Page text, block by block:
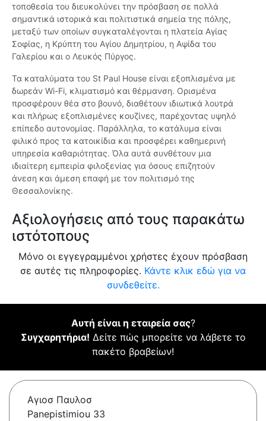
τοποθεσία του διευκολύνει την πρόσβαση σε πολλά
σημαντικά ιστορικά και πολιτιστικά σημεία της πόλης,
μεταξύ των οποίων συγκαταλέγονται η πλατεία Αγίας
Σοφίας, η Κρύπτη του Αγίου Δημητρίου, η Αψίδα του
Γαλερίου και ο Λευκός Πύργος.
Τα καταλύματα του St Paul House είναι εξοπλισμένα με
δωρεάν Wi-Fi, κλιματισμό και θέρμανση. Ορισμένα
προσφέρουν θέα στο βουνό, διαθέτουν ιδιωτικά λουτρά
και πλήρως εξοπλισμένες κουζίνες, παρέχοντας υψηλό
επίπεδο αυτονομίας. Παράλληλα, το κατάλυμα είναι
φιλικό προς τα κατοικίδια και προσφέρει καθημερινή
υπηρεσία καθαριότητας. Όλα αυτά συνθέτουν μια
ιδιαίτερη εμπειρία φιλοξενίας για όσους επιζητούν
άνεση και άμεση επαφή με τον πολιτισμό της
Θεσσαλονίκης.
Αξιολογήσεις από τους παρακάτω
ιστότοπους
Μόνο οι εγγεγραμμένοι χρήστες έχουν πρόσβαση
σε αυτές τις πληροφορίες. Κάντε κλικ εδώ για να
συνδεθείτε.
Αυτή είναι η εταιρεία σας?
Συγχαρητήρια! Δείτε πώς μπορείτε να λάβετε το
πακέτο βραβείων!
Αγιοσ Παυλοσ
Panepistimiou 33